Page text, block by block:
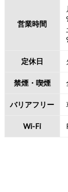
営業時間
定休日
禁煙・喫煙
バリアフリー
Wi-Fi